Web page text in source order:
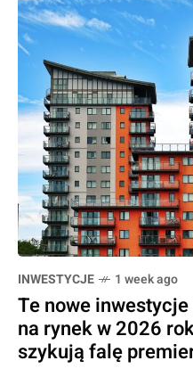
INWESTYCJE 1 week ago
Te nowe
na rynek w 2026
szykują falę